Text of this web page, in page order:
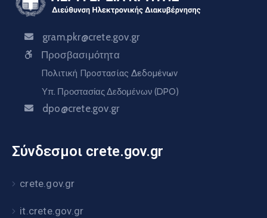
gram.pkr@crete.gov.gr
Προσβασιμότητα
Πολιτική Προστασίας Δεδομένων
Υπ. Προστασίας Δεδομένων (DPO)
dpo@crete.gov.gr
Σύνδεσμοι crete.gov.gr
crete.gov.gr
it.crete.gov.gr